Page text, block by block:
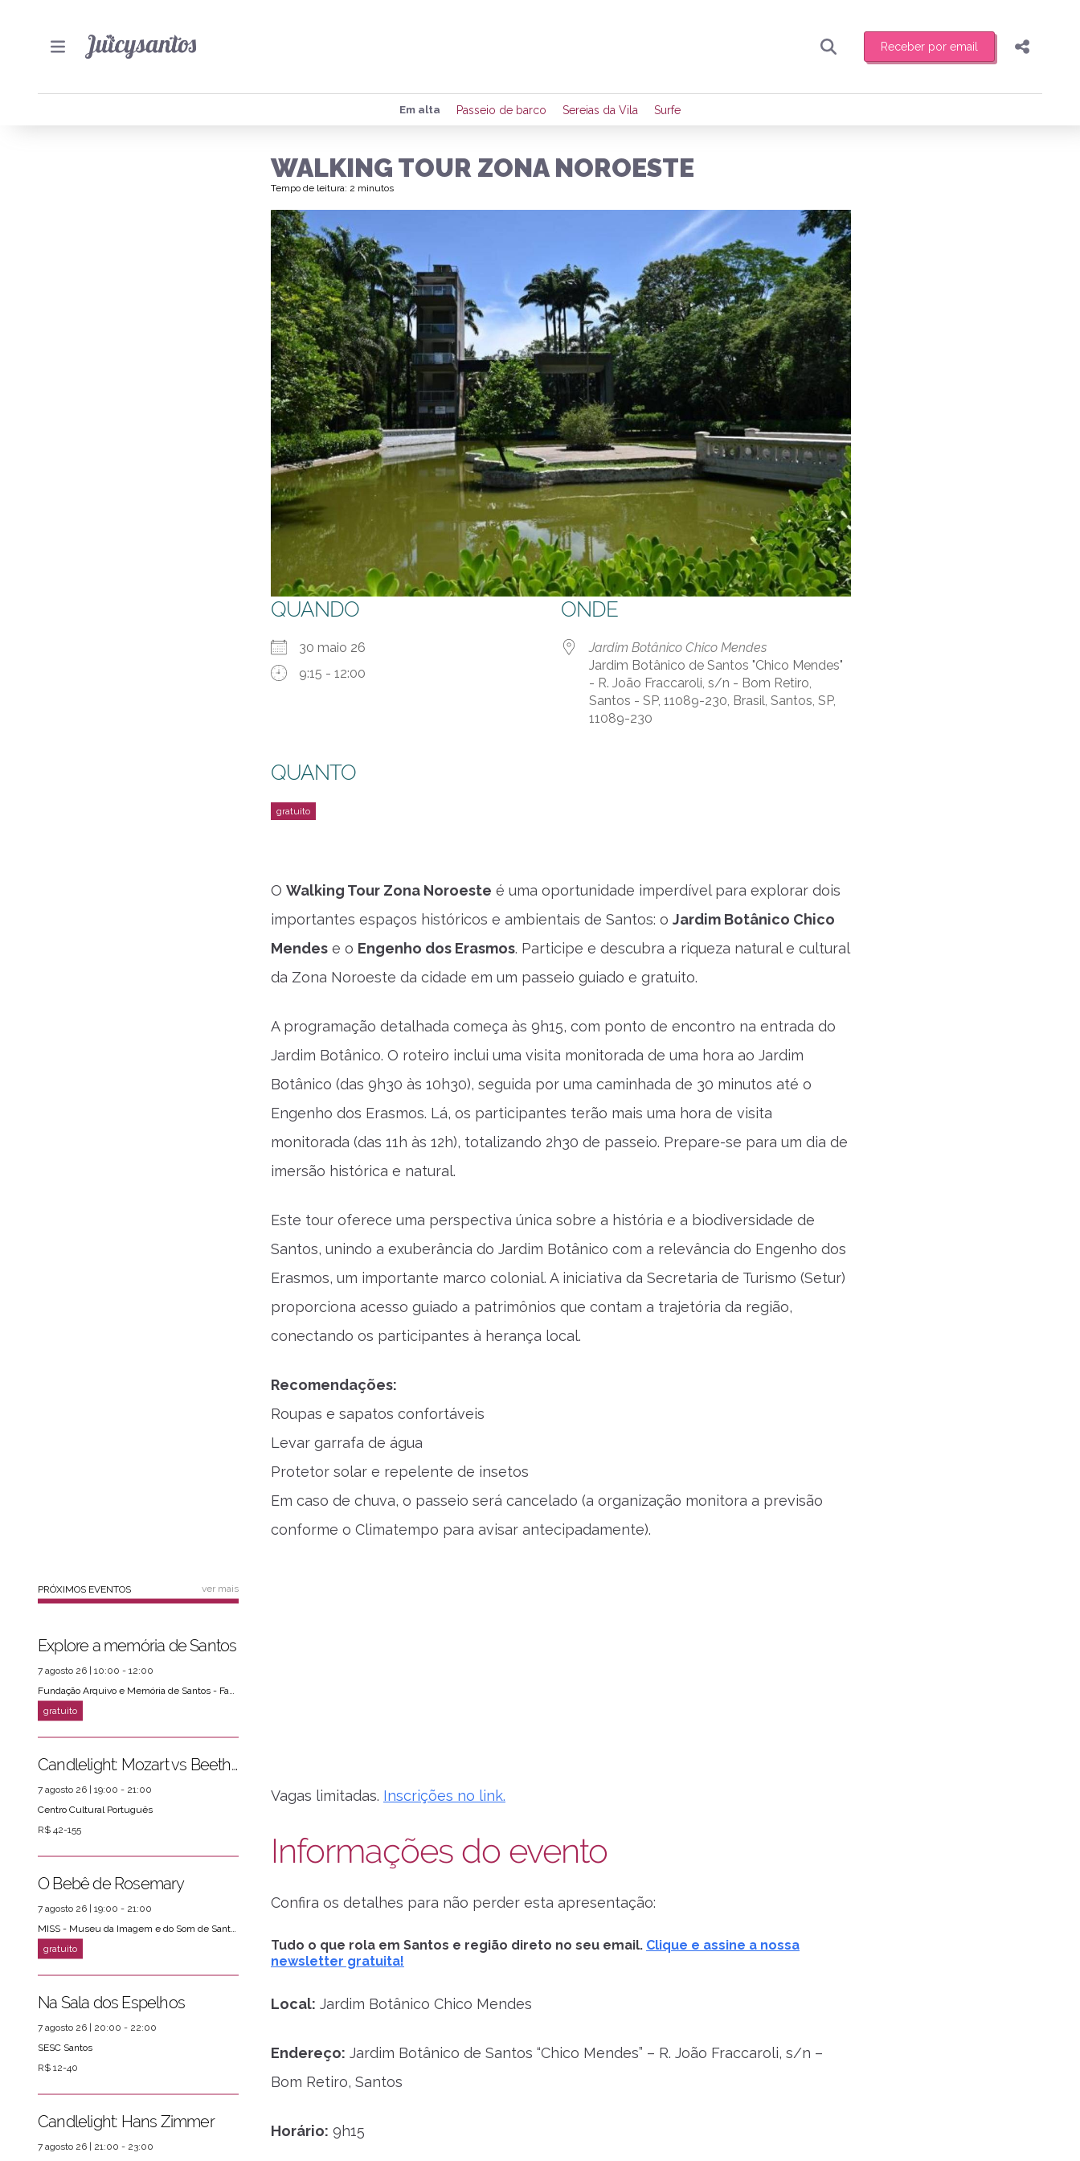
Receber por email
Preencha seus dados para receber toda sexta-feira de manhã o resumo
de eventos e notícias da região.
Quero receber novidades
Compartilhar
Em alta Passeio de barco Sereias da Vila Surfe
WALKING TOUR ZONA NOROESTE
Tempo de leitura: 2 minutos
QUANDO
30 maio 26
9:15 - 12:00
ONDE
Jardim Botânico Chico Mendes
Jardim Botânico de Santos "Chico Mendes"
- R. João Fraccaroli, s/n - Bom Retiro,
Santos - SP, 11089-230, Brasil, Santos, SP,
11089-230
QUANTO
O Walking Tour Zona Noroeste é uma oportunidade imperdível para explorar dois
importantes espaços históricos e ambientais de Santos: o Jardim Botânico Chico
Mendes e o Engenho dos Erasmos. Participe e descubra a riqueza natural e cultural
da Zona Noroeste da cidade em um passeio guiado e gratuito.
A programação detalhada começa às 9h15, com ponto de encontro na entrada do
Jardim Botânico. O roteiro inclui uma visita monitorada de uma hora ao Jardim
Botânico (das 9h30 às 10h30), seguida por uma caminhada de 30 minutos até o
Engenho dos Erasmos. Lá, os participantes terão mais uma hora de visita
monitorada (das 11h às 12h), totalizando 2h30 de passeio. Prepare-se para um dia de
imersão histórica e natural.
Este tour oferece uma perspectiva única sobre a história e a biodiversidade de
Santos, unindo a exuberância do Jardim Botânico com a relevância do Engenho dos
Erasmos, um importante marco colonial. A iniciativa da Secretaria de Turismo (Setur)
proporciona acesso guiado a patrimônios que contam a trajetória da região,
conectando os participantes à herança local.
Recomendações:
Roupas e sapatos confortáveis
Levar garrafa de água
Protetor solar e repelente de insetos
Em caso de chuva, o passeio será cancelado (a organização monitora a previsão
conforme o Climatempo para avisar antecipadamente).
Vagas limitadas. Inscrições no link.
Informações do evento
Confira os detalhes para não perder esta apresentação:
Tudo o que rola em Santos e região direto no seu email. Clique e assine a nossa
newsletter gratuita!
Local: Jardim Botânico Chico Mendes
Endereço: Jardim Botânico de Santos “Chico Mendes” – R. João Fraccaroli, s/n –
Bom Retiro, Santos
Horário: 9h15
PRÓXIMOS EVENTOS ver mais
Explore a memória de Santos
7 agosto 26 | 10:00 - 12:00
Candlelight: Mozart vs Beethoven
7 agosto 26 | 19:00 - 21:00
Centro Cultural Português
R$ 42-155
O Bebê de Rosemary
7 agosto 26 | 19:00 - 21:00
Na Sala dos Espelhos
7 agosto 26 | 20:00 - 22:00
SESC Santos
R$ 12-40
Candlelight: Hans Zimmer
7 agosto 26 | 21:00 - 23:00